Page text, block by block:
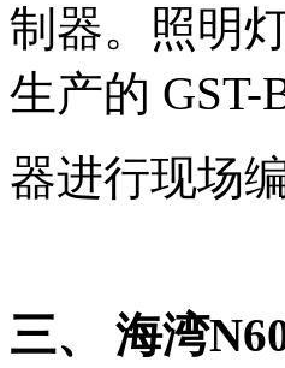
制器。照明
生产的 GST-
器进行现场编
三、 海湾